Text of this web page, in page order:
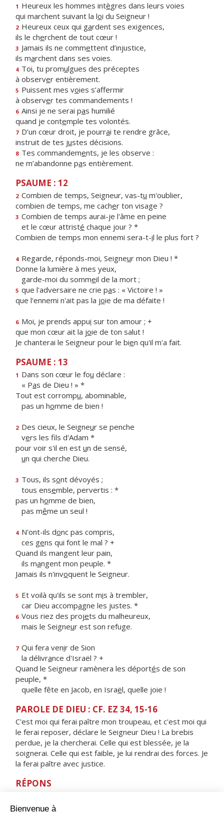
1 Heureux les hommes intègres dans leurs voies
qui marchent suivant la loi du Seigneur !
2 Heureux ceux qui gardent ses exigences,
ils le cherchent de tout cœur !
3 Jamais ils ne commettent d’injustice,
ils marchent dans ses voies.
4 Toi, tu promulgues des préceptes
à observer entièrement.
5 Puissent mes voies s’affermir
à observer tes commandements !
6 Ainsi je ne serai pas humilié
quand je contemple tes volontés.
7 D’un cœur droit, je pourrai te rendre grâce,
instruit de tes justes décisions.
8 Tes commandements, je les observe :
ne m’abandonne pas entièrement.
PSAUME : 12
2 Combien de temps, Seigneur, vas-tu m'oublier,
combien de temps, me cacher ton visage ?
3 Combien de temps aurai-je l'âme en peine
et le cœur attristé chaque jour ? *
Combien de temps mon ennemi sera-t-il le plus fort ?
4 Regarde, réponds-moi, Seigneur mon Dieu ! *
Donne la lumière à mes yeux,
garde-moi du sommeil de la mort ;
5 que l'adversaire ne crie pas : « Victoire ! »
que l'ennemi n'ait pas la joie de ma défaite !
6 Moi, je prends appui sur ton amour ; +
que mon cœur ait la joie de ton salut !
Je chanterai le Seigneur pour le bien qu'il m'a fait.
PSAUME : 13
1 Dans son cœur le fou déclare :
« Pas de Dieu ! » *
Tout est corrompu, abominable,
pas un homme de bien !
2 Des cieux, le Seigneur se penche
vers les fils d'Adam *
pour voir s'il en est un de sensé,
un qui cherche Dieu.
3 Tous, ils sont dévoyés ;
tous ensemble, pervertis : *
pas un homme de bien,
pas même un seul !
4 N'ont-ils donc pas compris,
ces gens qui font le mal ? +
Quand ils mangent leur pain,
ils mangent mon peuple. *
Jamais ils n'invoquent le Seigneur.
5 Et voilà qu'ils se sont mis à trembler,
car Dieu accompagne les justes. *
6 Vous riez des projets du malheureux,
mais le Seigneur est son refuge.
7 Qui fera venir de Sion
la délivrance d'Israël ? +
Quand le Seigneur ramènera les déportés de son
peuple, *
quelle fête en Jacob, en Israël, quelle joie !
PAROLE DE DIEU : CF. EZ 34, 15-16
C'est moi qui ferai paître mon troupeau, et c'est moi qui
le ferai reposer, déclare le Seigneur Dieu ! La brebis
perdue, je la chercherai. Celle qui est blessée, je la
soignerai. Celle qui est faible, je lui rendrai des forces. Je
la ferai paître avec justice.
RÉPONS
Remets à ton peuple ses péchés.